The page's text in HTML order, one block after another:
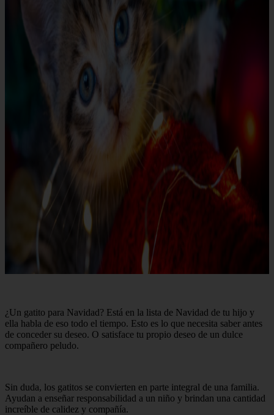
¿Un gatito para Navidad? Está en la lista de Navidad de tu hijo y
ella habla de eso todo el tiempo. Esto es lo que necesita saber antes
de conceder su deseo. O satisface tu propio deseo de un dulce
compañero peludo.
Sin duda, los gatitos se convierten en parte integral de una familia.
Ayudan a enseñar responsabilidad a un niño y brindan una cantidad
increíble de calidez y compañía.